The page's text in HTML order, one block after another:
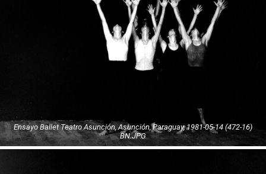
Ensayo Ballet Teatro Asunción, Asunción, Paraguay, 1981-05-14 (472-16)
BN.JPG